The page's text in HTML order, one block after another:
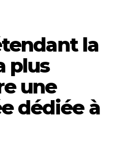
la
plus
une
dédiée à